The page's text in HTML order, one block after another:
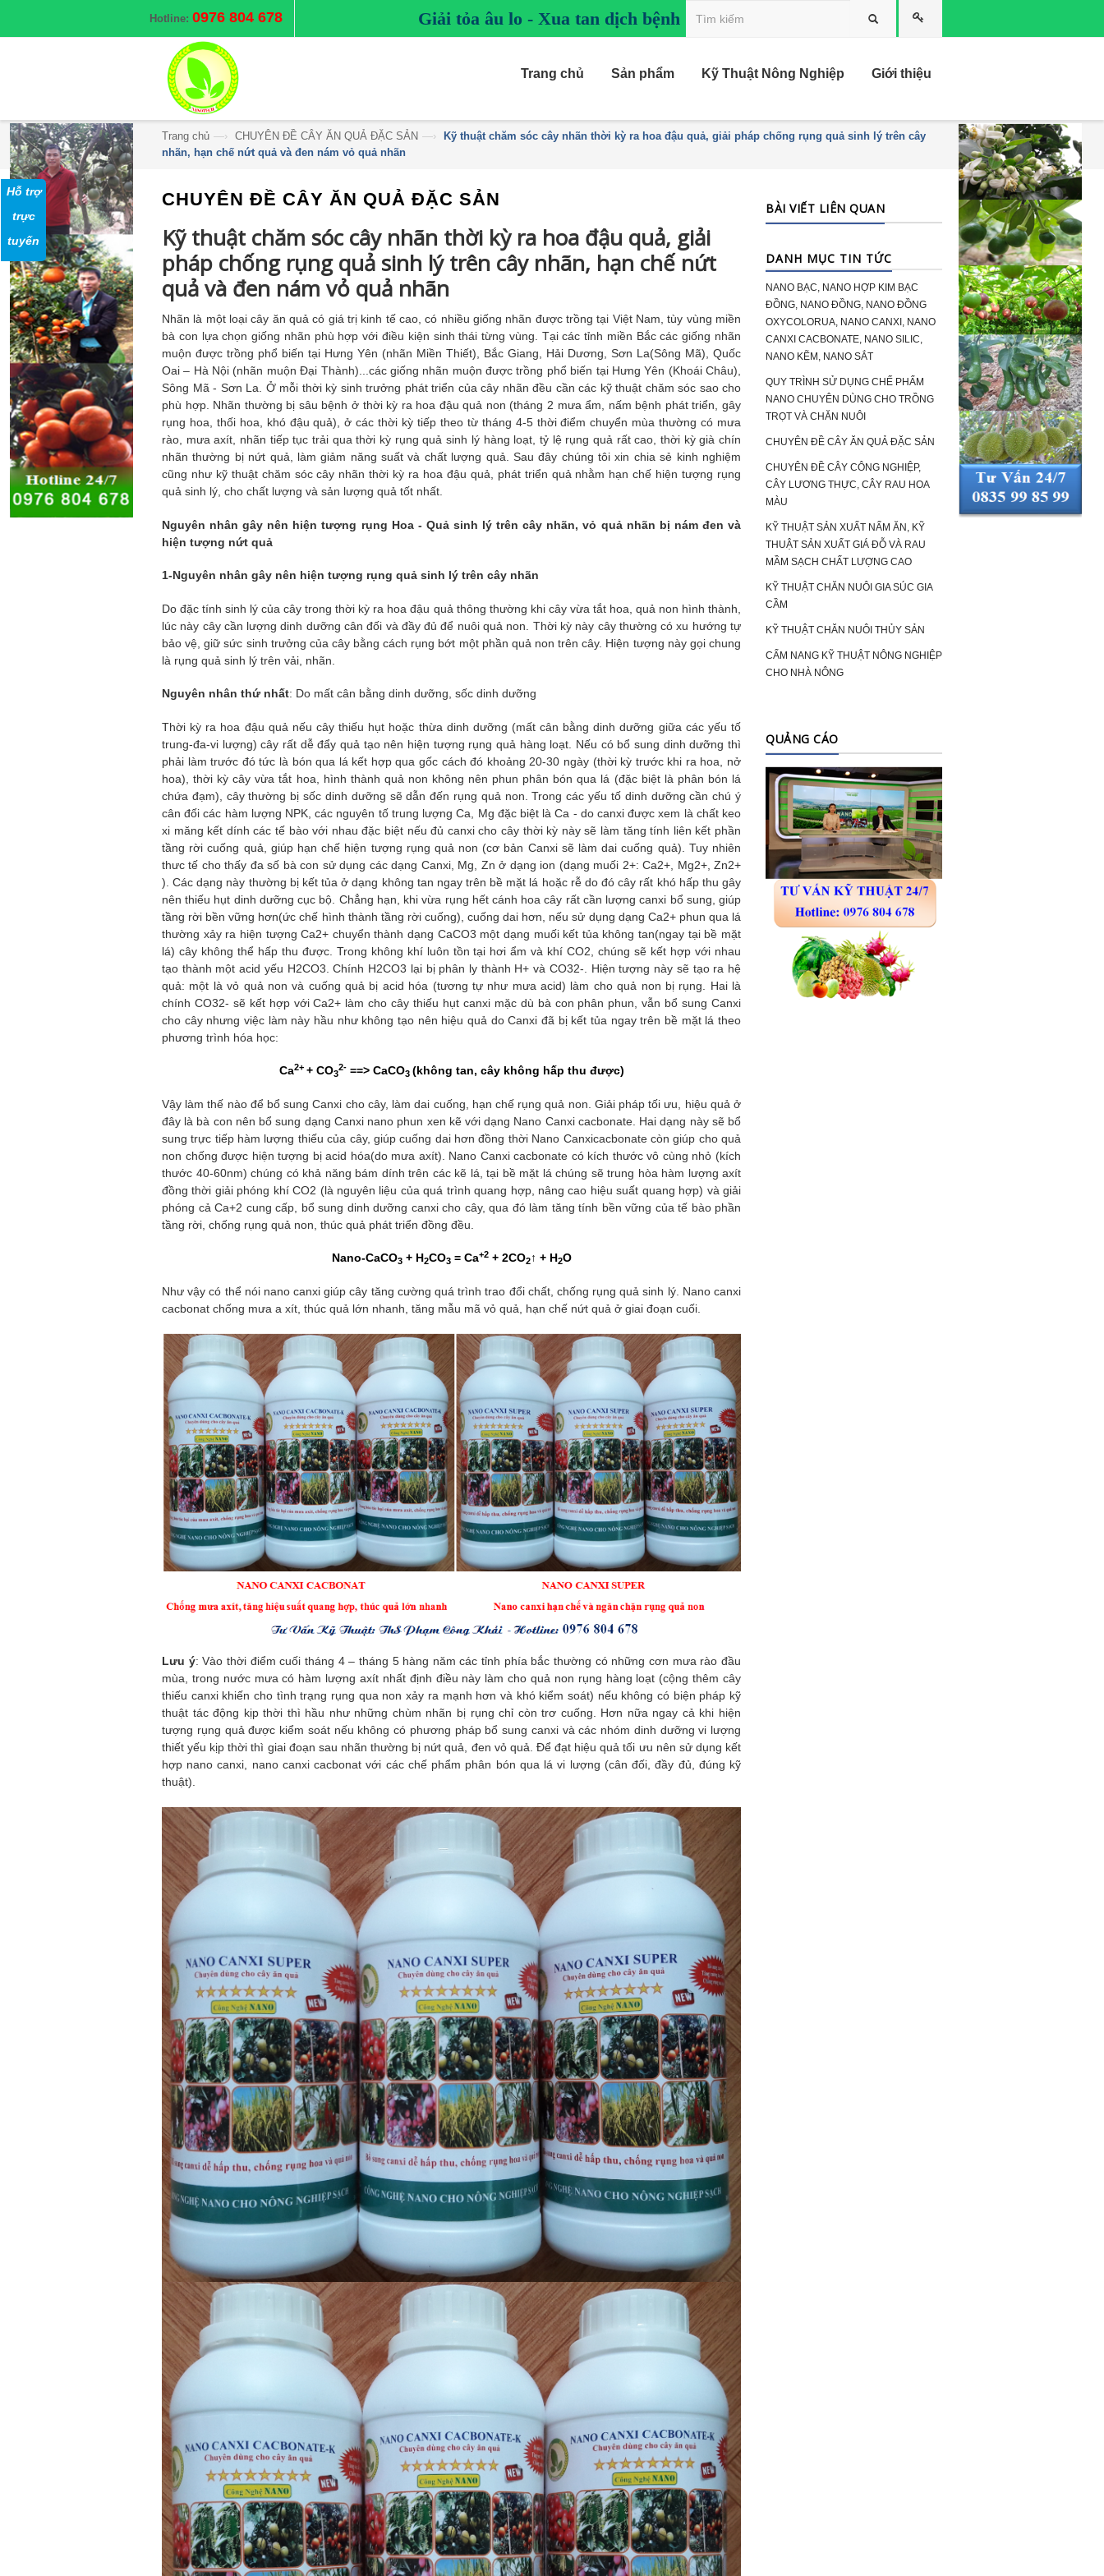
Hỗ trợ
trực
tuyến
Hotline: 0976 804 678 Giải tỏa âu lo - Xua tan dịch bệnh Tìm kiếm
Trang chủ Sản phẩm Kỹ Thuật Nông Nghiệp Giới thiệu
Trang chủ —› CHUYÊN ĐỀ CÂY ĂN QUẢ ĐẶC SẢN —›
Kỹ thuật chăm sóc cây nhãn thời kỳ ra hoa đậu quả, giải pháp chống rụng quả sinh lý trên cây
nhãn, hạn chế nứt quả và đen nám vỏ quả nhãn
CHUYÊN ĐỀ CÂY ĂN QUẢ ĐẶC SẢN
Kỹ thuật chăm sóc cây nhãn thời kỳ ra hoa đậu quả, giải
pháp chống rụng quả sinh lý trên cây nhãn, hạn chế nứt
quả và đen nám vỏ quả nhãn
Nhãn là một loại cây ăn quả có giá trị kinh tế cao, có nhiều giống nhãn được trồng tại Việt Nam, tùy vùng miền
bà con lựa chọn giống nhãn phù hợp với điều kiện sinh thái từng vùng. Tại các tỉnh miền Bắc các giống nhãn
muộn được trồng phổ biến tại Hưng Yên (nhãn Miền Thiết), Bắc Giang, Hải Dương, Sơn La(Sông Mã), Quốc
Oai – Hà Nội (nhãn muộn Đại Thành)...các giống nhãn muộn được trồng phổ biến tại Hưng Yên (Khoái Châu),
Sông Mã - Sơn La. Ở mỗi thời kỳ sinh trưởng phát triển của cây nhãn đều cần các kỹ thuật chăm sóc sao cho
phù hợp. Nhãn thường bị sâu bệnh ở thời kỳ ra hoa đậu quả non (tháng 2 mưa ẩm, nấm bệnh phát triển, gây
rụng hoa, thối hoa, khó đậu quả), ở các thời kỳ tiếp theo từ tháng 4-5 thời điểm chuyển mùa thường có mưa
rào, mưa axít, nhãn tiếp tục trải qua thời kỳ rụng quả sinh lý hàng loạt, tỷ lệ rụng quả rất cao, thời kỳ già chín
nhãn thường bị nứt quả, làm giảm năng suất và chất lượng quả. Sau đây chúng tôi xin chia sẻ kinh nghiệm
cũng như kỹ thuật chăm sóc cây nhãn thời kỳ ra hoa đậu quả, phát triển quả nhằm hạn chế hiện tượng rụng
quả sinh lý, cho chất lượng và sản lượng quả tốt nhất.
Nguyên nhân gây nên hiện tượng rụng Hoa - Quả sinh lý trên cây nhãn, vỏ quả nhãn bị nám đen và
hiện tượng nứt quả
1-Nguyên nhân gây nên hiện tượng rụng quả sinh lý trên cây nhãn
Do đặc tính sinh lý của cây trong thời kỳ ra hoa đậu quả thông thường khi cây vừa tắt hoa, quả non hình thành,
lúc này cây cần lượng dinh dưỡng cân đối và đầy đủ để nuôi quả non. Thời kỳ này cây thường có xu hướng tự
bảo vệ, giữ sức sinh trưởng của cây bằng cách rụng bớt một phần quả non trên cây. Hiện tượng này gọi chung
là rụng quả sinh lý trên vải, nhãn.
Nguyên nhân thứ nhất: Do mất cân bằng dinh dưỡng, sốc dinh dưỡng
Thời kỳ ra hoa đậu quả nếu cây thiếu hụt hoặc thừa dinh dưỡng (mất cân bằng dinh dưỡng giữa các yếu tố
trung-đa-vi lượng) cây rất dễ đẩy quả tạo nên hiện tượng rụng quả hàng loạt. Nếu có bổ sung dinh dưỡng thì
phải làm trước đó tức là bón qua lá kết hợp qua gốc cách đó khoảng 20-30 ngày (thời kỳ trước khi ra hoa, nở
hoa), thời kỳ cây vừa tắt hoa, hình thành quả non không nên phun phân bón qua lá (đặc biệt là phân bón lá
chứa đạm), cây thường bị sốc dinh dưỡng sẽ dẫn đến rụng quả non. Trong các yếu tố dinh dưỡng cần chú ý
cân đối các hàm lượng NPK, các nguyên tố trung lượng Ca, Mg đặc biệt là Ca - do canxi được xem là chất keo
xi măng kết dính các tế bào với nhau đặc biệt nếu đủ canxi cho cây thời kỳ này sẽ làm tăng tính liên kết phần
tầng rời cuống quả, giúp hạn chế hiện tượng rụng quả non (cơ bản Canxi sẽ làm dai cuống quả). Tuy nhiên
thưc tế cho thấy đa số bà con sử dụng các dạng Canxi, Mg, Zn ở dạng ion (dạng muối 2+: Ca2+, Mg2+, Zn2+
). Các dạng này thường bị kết tủa ở dạng không tan ngay trên bề mặt lá hoặc rễ do đó cây rất khó hấp thu gây
nên thiếu hụt dinh dưỡng cục bộ. Chẳng hạn, khi vừa rụng hết cánh hoa cây rất cần lượng canxi bổ sung, giúp
tầng rời bền vững hơn(ức chế hình thành tầng rời cuống), cuống dai hơn, nếu sử dụng dạng Ca2+ phun qua lá
thường xảy ra hiện tượng Ca2+ chuyển thành dạng CaCO3 một dạng muối kết tủa không tan(ngay tại bề mặt
lá) cây không thể hấp thu được. Trong không khí luôn tồn tại hơi ẩm và khí CO2, chúng sẽ kết hợp với nhau
tạo thành một acid yếu H2CO3. Chính H2CO3 lại bị phân ly thành H+ và CO32-. Hiện tượng này sẽ tạo ra hệ
quả: một là vỏ quả non và cuống quả bị acid hóa (tương tự như mưa acid) làm cho quả non bị rụng. Hai là
chính CO32- sẽ kết hợp với Ca2+ làm cho cây thiếu hụt canxi mặc dù bà con phân phun, vẫn bổ sung Canxi
cho cây nhưng việc làm này hầu như không tạo nên hiệu quả do Canxi đã bị kết tủa ngay trên bề mặt lá theo
phương trình hóa học:
Ca2+ + CO3
2-==> CaCO3 (không tan, cây không hấp thu được)
Vậy làm thế nào để bổ sung Canxi cho cây, làm dai cuống, hạn chế rụng quả non. Giải pháp tối ưu, hiệu quả ở
đây là bà con nên bổ sung dạng Canxi nano phun xen kẽ với dạng Nano Canxi cacbonate. Hai dạng này sẽ bổ
sung trực tiếp hàm lượng thiếu của cây, giúp cuống dai hơn đồng thời Nano Canxicacbonate còn giúp cho quả
non chống được hiện tượng bị acid hóa(do mưa axít). Nano Canxi cacbonate có kích thước vô cùng nhỏ (kích
thước 40-60nm) chúng có khả năng bám dính trên các kẽ lá, tại bề mặt lá chúng sẽ trung hòa hàm lượng axít
đồng thời giải phóng khí CO2 (là nguyên liệu của quá trình quang hợp, nâng cao hiệu suất quang hợp) và giải
phóng cả Ca+2 cung cấp, bổ sung dinh dưỡng canxi cho cây, qua đó làm tăng tính bền vững của tế bào phần
tầng rời, chống rụng quả non, thúc quả phát triển đồng đều.
Nano-CaCO3+ H2CO3= Ca+2+ 2CO2↑ + H2O
Như vậy có thể nói nano canxi giúp cây tăng cường quá trình trao đổi chất, chống rụng quả sinh lý. Nano canxi
cacbonat chống mưa a xít, thúc quả lớn nhanh, tăng mẫu mã vỏ quả, hạn chế nứt quả ở giai đoạn cuối.
Lưu ý: Vào thời điểm cuối tháng 4 – tháng 5 hàng năm các tỉnh phía bắc thường có những cơn mưa rào đầu
mùa, trong nước mưa có hàm lượng axít nhất định điều này làm cho quả non rụng hàng loạt (cộng thêm cây
thiếu canxi khiến cho tình trạng rụng qua non xảy ra mạnh hơn và khó kiểm soát) nếu không có biện pháp kỹ
thuật tác động kịp thời thì hầu như những chùm nhãn bị rụng chỉ còn trơ cuống. Hơn nữa ngay cả khi hiện
tượng rụng quả được kiểm soát nếu không có phương pháp bổ sung canxi và các nhóm dinh dưỡng vi lượng
thiết yếu kịp thời thì giai đoạn sau nhãn thường bị nứt quả, đen vỏ quả. Để đạt hiệu quả tối ưu nên sử dụng kết
hợp nano canxi, nano canxi cacbonat với các chế phẩm phân bón qua lá vi lượng (cân đối, đầy đủ, đúng kỹ
thuật).
BÀI VIẾT LIÊN QUAN
DANH MỤC TIN TỨC
NANO BẠC, NANO HỢP KIM BẠC
ĐỒNG, NANO ĐỒNG, NANO ĐỒNG
OXYCOLORUA, NANO CANXI, NANO
CANXI CACBONATE, NANO SILIC,
NANO KẼM, NANO SẮT
QUY TRÌNH SỬ DỤNG CHẾ PHẨM
NANO CHUYÊN DÙNG CHO TRỒNG
TRỌT VÀ CHĂN NUÔI
CHUYÊN ĐỀ CÂY ĂN QUẢ ĐẶC SẢN
CHUYÊN ĐỀ CÂY CÔNG NGHIỆP,
CÂY LƯƠNG THỰC, CÂY RAU HOA
MÀU
KỸ THUẬT SẢN XUẤT NẤM ĂN, KỸ
THUẬT SẢN XUẤT GIÁ ĐỖ VÀ RAU
MẦM SẠCH CHẤT LƯỢNG CAO
KỸ THUẬT CHĂN NUÔI GIA SÚC GIA
CẦM
KỸ THUẬT CHĂN NUÔI THỦY SẢN
CẨM NANG KỸ THUẬT NÔNG NGHIỆP
CHO NHÀ NÔNG
QUẢNG CÁO